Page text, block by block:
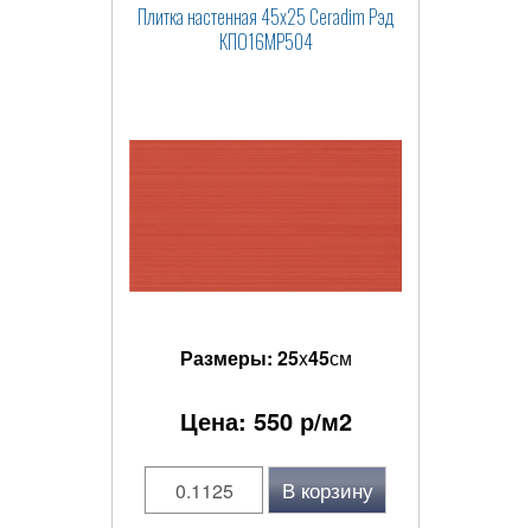
Плитка настенная 45x25 Ceradim Рэд
КПО16МР504
Размеры: 25x45см
Цена: 550р/м2
В корзину